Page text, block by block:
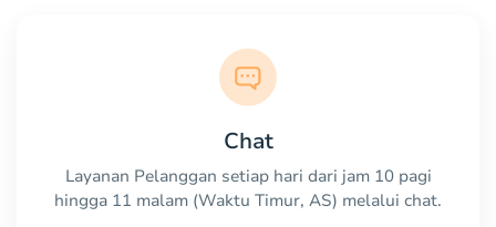
Chat
Layanan Pelanggan setiap hari dari jam 10 pagi
hingga 11 malam (Waktu Timur, AS) melalui chat.